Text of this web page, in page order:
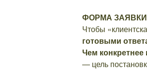
ФОРМА ЗАЯВКИ
Чтобы
готовыми
Чем конкретнее
— цель